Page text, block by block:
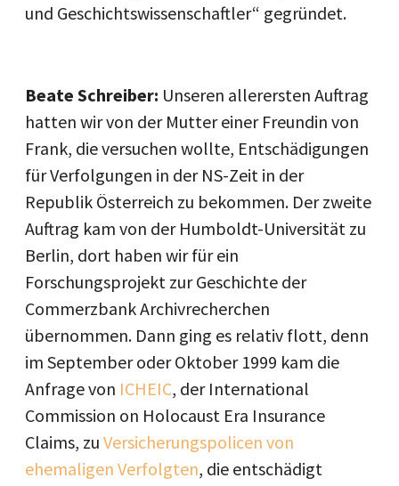
und Geschichtswissenschaftler“ gegründet.
Beate Schreiber: Unseren allerersten Auftrag
hatten wir von der Mutter einer Freundin von
Frank, die versuchen wollte, Entschädigungen
für Verfolgungen in der NS-Zeit in der
Republik Österreich zu bekommen. Der zweite
Auftrag kam von der Humboldt-Universität zu
Berlin, dort haben wir für ein
Forschungsprojekt zur Geschichte der
Commerzbank Archivrecherchen
übernommen. Dann ging es relativ flott, denn
im September oder Oktober 1999 kam die
Anfrage von ICHEIC, der International
Commission on Holocaust Era Insurance
Claims, zu Versicherungspolicen von
ehemaligen Verfolgten, die entschädigt